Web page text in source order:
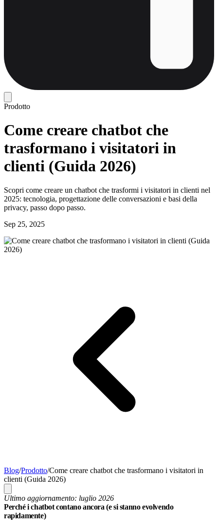
Prodotto
Come creare chatbot che
trasformano i visitatori in
clienti (Guida 2026)
Scopri come creare un chatbot che trasformi i visitatori in clienti nel
2025: tecnologia, progettazione delle conversazioni e basi della
privacy, passo dopo passo.
Sep 25, 2025
Blog/Prodotto/Come creare chatbot che trasformano i visitatori in
clienti (Guida 2026)
Ultimo aggiornamento: luglio 2026
Perché i chatbot contano ancora (e si stanno evolvendo
rapidamente)